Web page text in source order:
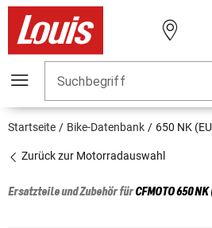
Suchbegriff
Startseite Bike-Datenbank 650 NK
Zurück zur Motorradauswahl
Ersatzteile und Zubehör fürCFMOTO650 NK